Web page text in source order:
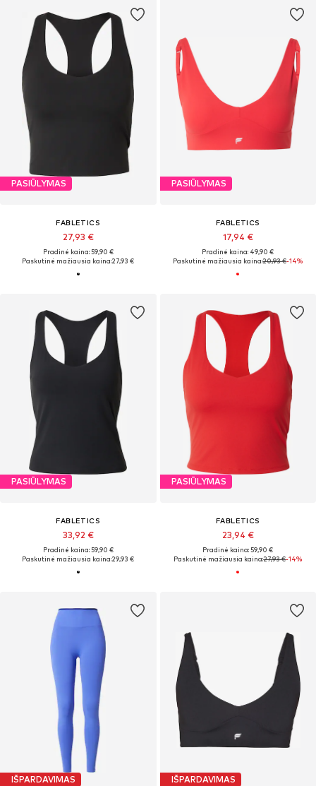
PASIŪLYMAS
FABLETICS
27,93 €
Pradinė kaina: 59,90 €
Paskutinė mažiausia kaina:27,93 €
PASIŪLYMAS
FABLETICS
17,94 €
Pradinė kaina: 49,90 €
Paskutinė mažiausia kaina:20,93 €-14%
PASIŪLYMAS
FABLETICS
33,92 €
Pradinė kaina: 59,90 €
Paskutinė mažiausia kaina:29,93 €
PASIŪLYMAS
FABLETICS
23,94 €
Pradinė kaina: 59,90 €
Paskutinė mažiausia kaina:27,93 €-14%
IŠPARDAVIMAS IŠPARDAVIMAS